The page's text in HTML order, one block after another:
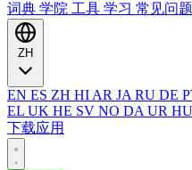
词典 学院 工具 学习 常见问题
EN ES ZH HI AR JA RU DE
EL UK HE SV NO DA UR HU
下载应用